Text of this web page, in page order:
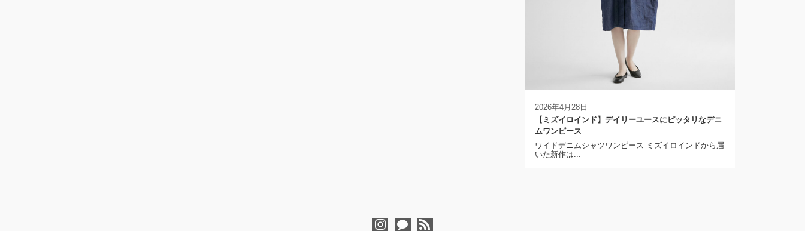
2026年4月28日
【ミズイロインド】デイリーユースにピッタリなデニ
ムワンピース
ワイドデニムシャツワンピース ミズイロインドから届
いた新作は...